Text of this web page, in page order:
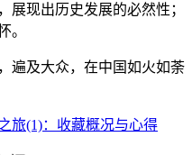
展现出历史发展的必然性；
。
遍及大众，在中国如火如荼
旅(1)：收藏概况与心得